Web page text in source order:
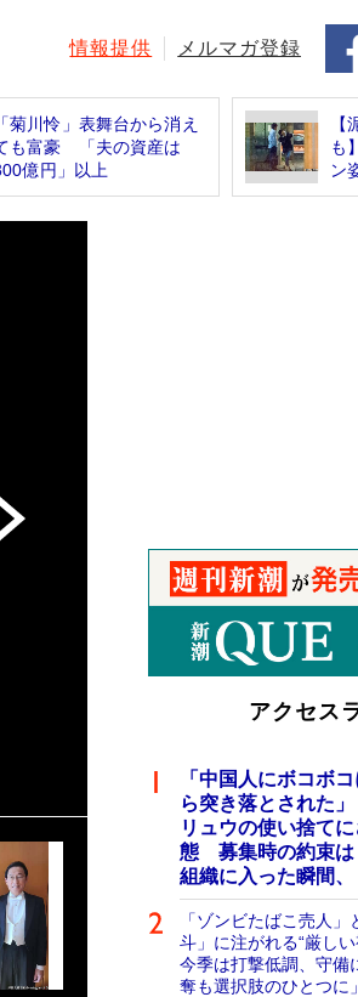
情報提供 メルマガ登録
「菊川怜」表舞台から消え
も富豪 「夫の資産は
億円」以上
も
ン
アクセス
「中国人にボコボ
ら突き落とされた
リュウの使い捨て
態 募集時の約束は
組織に入った瞬間
「ゾンビたばこ売人
斗」に注がれる“厳し
今季は打撃低調、守
奪も選択肢のひとつに」